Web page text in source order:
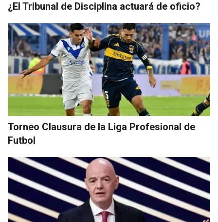
¿El Tribunal de Disciplina actuará de oficio?
Torneo Clausura de la Liga Profesional de
Futbol